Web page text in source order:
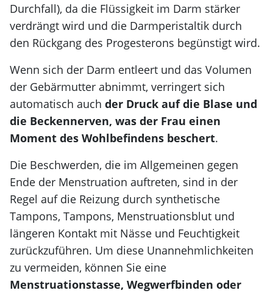
Durchfall), da die Flüssigkeit im Darm stärker
verdrängt wird und die Darmperistaltik durch
den Rückgang des Progesterons begünstigt wird.
Wenn sich der Darm entleert und das Volumen
der Gebärmutter abnimmt, verringert sich
automatisch auch der Druck auf die Blase und
die Beckennerven, was der Frau einen
Moment des Wohlbefindens beschert.
Die Beschwerden, die im Allgemeinen gegen
Ende der Menstruation auftreten, sind in der
Regel auf die Reizung durch synthetische
Tampons, Tampons, Menstruationsblut und
längeren Kontakt mit Nässe und Feuchtigkeit
zurückzuführen. Um diese Unannehmlichkeiten
zu vermeiden, können Sie eine
Menstruationstasse, Wegwerfbinden oder